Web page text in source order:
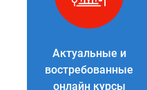
Актуальные и
востребованные
онлайн курсы